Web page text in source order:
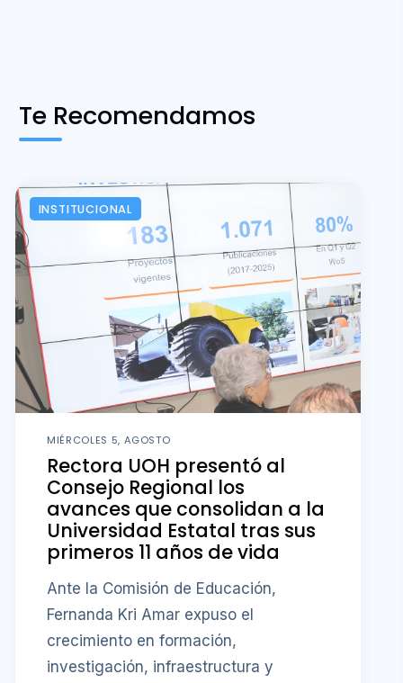
Te Recomendamos
INSTITUCIONAL
MIÉRCOLES 5, AGOSTO
Rectora UOH presentó al
Consejo Regional los
avances que consolidan a la
Universidad Estatal tras sus
primeros 11 años de vida
Ante la Comisión de Educación,
Fernanda Kri Amar expuso el
crecimiento en formación,
investigación, infraestructura y